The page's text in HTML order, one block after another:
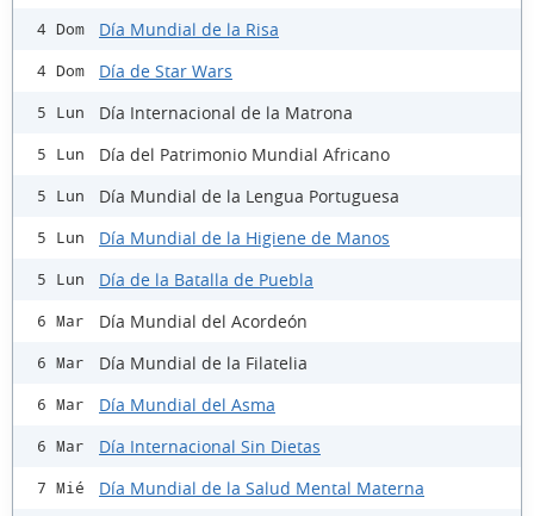
4 Dom Día Mundial de la Risa
4 Dom Día de Star Wars
5 Lun Día Internacional de la Matrona
5 Lun Día del Patrimonio Mundial Africano
5 Lun Día Mundial de la Lengua Portuguesa
5 Lun Día Mundial de la Higiene de Manos
5 Lun Día de la Batalla de Puebla
6 Mar Día Mundial del Acordeón
6 Mar Día Mundial de la Filatelia
6 Mar Día Mundial del Asma
6 Mar Día Internacional Sin Dietas
7 Mié Día Mundial de la Salud Mental Materna